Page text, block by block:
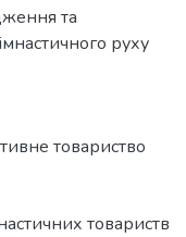
та
руху
товариство
товариств